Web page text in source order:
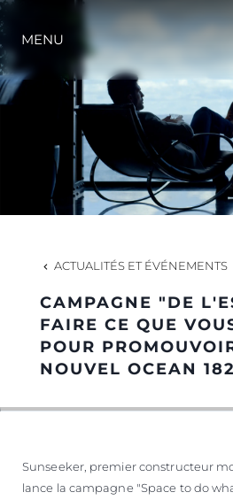
STYLE
LA
NOTRE
NOTRE
MENU
ACTUALITÉS ET ÉVÉNEMENTS
CAMPAGNE "DE
FAIRE CE QUE
POUR
NOUVEL OCEAN 182
Sunseeker, premier constructeur
lance la campagne "Space to do